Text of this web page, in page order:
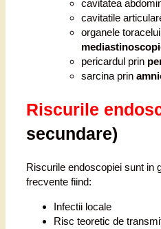
cavitatea
cavitatile
organele
pericardul prin
sarcina prin
Riscurile
secundare)
Riscurile endoscopiei sunt in
frecvente fiind:
Infectii locale
Risc teoretic de